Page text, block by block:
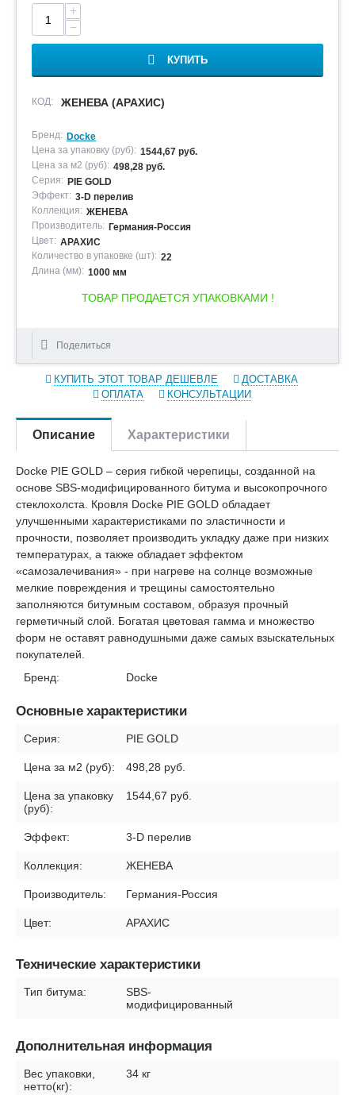
+
−
КУПИТЬ
КОД: ЖЕНЕВА (АРАХИС)
Бренд: Docke
Цена за упаковку (руб): 1544,67 руб.
Цена за м2 (руб): 498,28 руб.
Серия: PIE GOLD
Эффект: 3-D перелив
Коллекция: ЖЕНЕВА
Производитель: Германия-Россия
Цвет: АРАХИС
Количество в упаковке (шт): 22
Длина (мм): 1000 мм
ТОВАР ПРОДАЕТСЯ УПАКОВКАМИ !
Поделиться
КУПИТЬ ЭТОТ ТОВАР ДЕШЕВЛЕ
ДОСТАВКА
ОПЛАТА
КОНСУЛЬТАЦИИ
Описание Характеристики
Docke PIE GOLD – серия гибкой черепицы, созданной на
основе SBS-модифицированного битума и высокопрочного
стеклохолста. Кровля Docke PIE GOLD обладает
улучшенными характеристиками по эластичности и
прочности, позволяет производить укладку даже при низких
температурах, а также обладает эффектом
«самозалечивания» - при нагреве на солнце возможные
мелкие повреждения и трещины самостоятельно
заполняются битумным составом, образуя прочный
герметичный слой. Богатая цветовая гамма и множество
форм не оставят равнодушными даже самых взыскательных
покупателей.
Бренд:
Docke
Основные характеристики
Серия: PIE GOLD
Цена за м2 (руб): 498,28 руб.
Цена за упаковку
(руб):
1544,67 руб.
Эффект: 3-D перелив
Коллекция: ЖЕНЕВА
Производитель: Германия-Россия
Цвет: АРАХИС
Технические характеристики
Тип битума:
SBS-
модифицированный
Дополнительная информация
Вес упаковки,
нетто(кг):
34 кг